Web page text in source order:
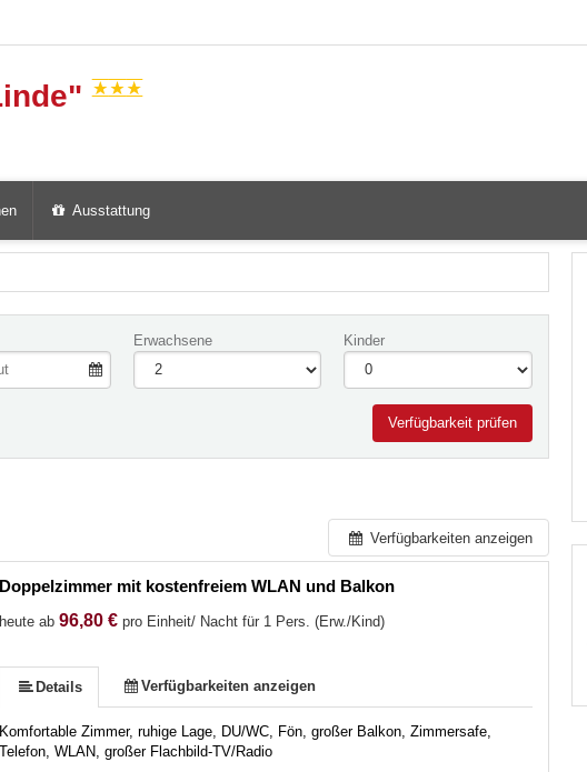
Ausstattung
Erwachsene Kinder
Verfügbarkeit prüfen
Verfügbarkeiten anzeigen
Doppelzimmer mit kostenfreiem WLAN und Balkon
heute ab 96,80 € pro Einheit/ Nacht für 1 Pers. (Erw./Kind)
Details Verfügbarkeiten anzeigen
Komfortable Zimmer, ruhige Lage, DU/WC, Fön, großer Balkon, Zimmersafe,
Telefon, WLAN, großer Flachbild-TV/Radio